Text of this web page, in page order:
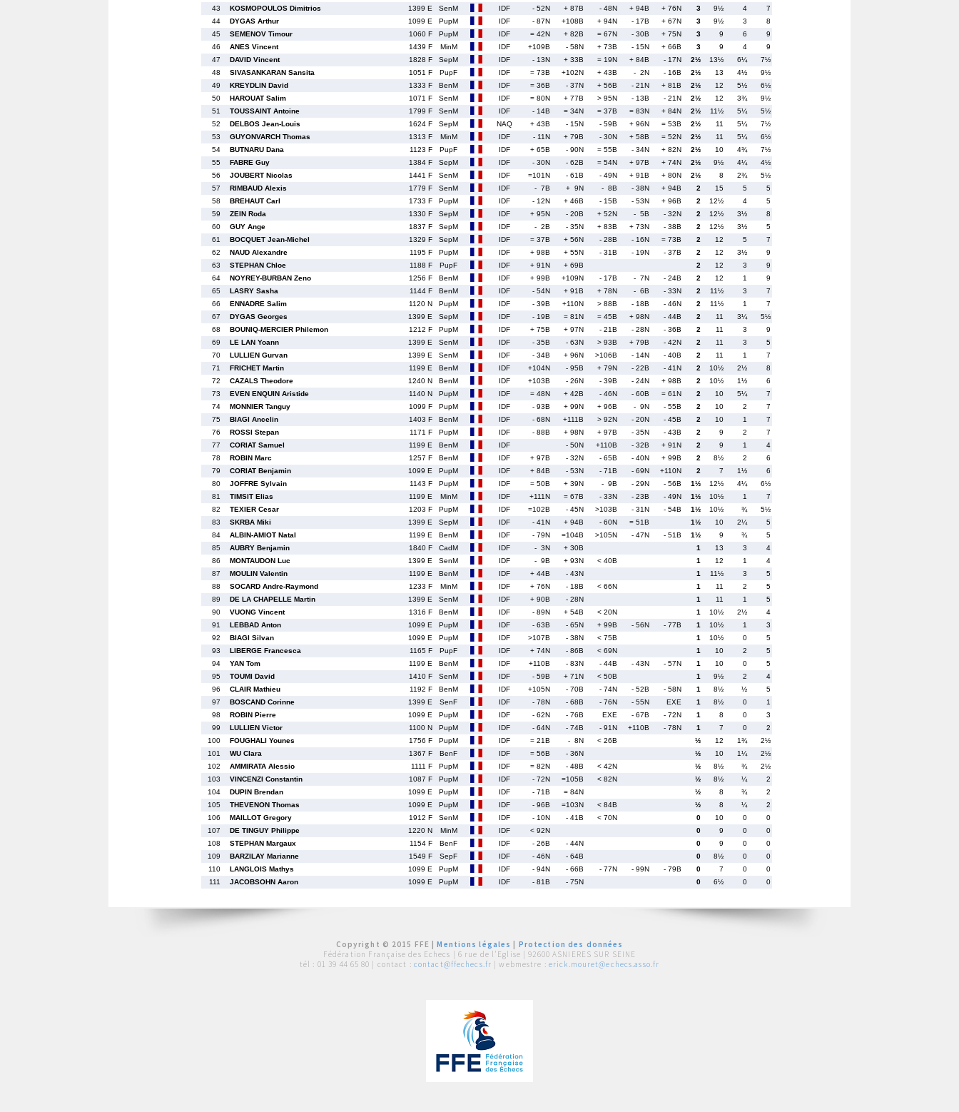
43
KOSMOPOULOS Dimitrios 1399 E SenM IDF - 52N + 87B - 48N + 94B + 76N 3 9½ 4
7
44
DYGAS Arthur 1099 E PupM IDF - 87N +108B + 94N - 17B + 67N 3 9½ 3
8
45
SEMENOV Timour 1060 F PupM IDF = 42N + 82B = 67N - 30B + 75N 3 9 6
9
46
ANES Vincent 1439 F MinM IDF +109B - 58N + 73B - 15N + 66B 3 9 4
9
47
DAVID Vincent 1828 F SepM IDF - 13N + 33B = 19N + 84B - 17N 2½ 13½ 6¼
7½
48
SIVASANKARAN Sansita 1051 F PupF IDF = 73B +102N + 43B - 2N - 16B 2½ 13 4½
9½
49
KREYDLIN David 1333 F BenM IDF = 36B - 37N + 56B - 21N + 81B 2½ 12 5½
6½
50
HAROUAT Salim 1071 F SenM IDF = 80N + 77B > 95N - 13B - 21N 2½ 12 3¾
9½
51
TOUSSAINT Antoine 1799 F SenM IDF - 14B = 34N = 37B = 83N + 84N 2½ 11½ 5¼
5½
52
DELBOS Jean-Louis 1624 F SepM NAQ + 43B - 15N - 59B + 96N = 53B 2½ 11 5¼
7½
53
GUYONVARCH Thomas 1313 F MinM IDF - 11N + 79B - 30N + 58B = 52N 2½ 11 5¼
6½
54
BUTNARU Dana 1123 F PupF IDF + 65B - 90N = 55B - 34N + 82N 2½ 10 4¾
7½
55
FABRE Guy 1384 F SepM IDF - 30N - 62B = 54N + 97B + 74N 2½ 9½ 4¼
4½
56
JOUBERT Nicolas 1441 F SenM IDF =101N - 61B - 49N + 91B + 80N 2½ 8 2¾
5½
57
RIMBAUD Alexis 1779 F SenM IDF - 7B + 9N - 8B - 38N + 94B 2 15 5
5
58
BREHAUT Carl 1733 F PupM IDF - 12N + 46B - 15B - 53N + 96B 2 12½ 4
5
59
ZEIN Roda 1330 F SepM IDF + 95N - 20B + 52N - 5B - 32N 2 12½ 3½
8
60
GUY Ange 1837 F SepM IDF - 2B - 35N + 83B + 73N - 38B 2 12½ 3½
5
61
BOCQUET Jean-Michel 1329 F SepM IDF = 37B + 56N - 28B - 16N = 73B 2 12 5
7
62
NAUD Alexandre 1195 F PupM IDF + 98B + 55N - 31B - 19N - 37B 2 12 3½
9
63
STEPHAN Chloe 1188 F PupF IDF + 91N + 69B 2 12 3
9
64
NOYREY-BURBAN Zeno 1256 F BenM IDF + 99B +109N - 17B - 7N - 24B 2 12 1
9
65
LASRY Sasha 1144 F BenM IDF - 54N + 91B + 78N - 6B - 33N 2 11½ 3
7
66
ENNADRE Salim 1120 N PupM IDF - 39B +110N > 88B - 18B - 46N 2 11½ 1
7
67
DYGAS Georges 1399 E SepM IDF - 19B = 81N = 45B + 98N - 44B 2 11 3¼
5½
68
BOUNIQ-MERCIER Philemon 1212 F PupM IDF + 75B + 97N - 21B - 28N - 36B 2 11 3
9
69
LE LAN Yoann 1399 E SenM IDF - 35B - 63N > 93B + 79B - 42N 2 11 3
5
70
LULLIEN Gurvan 1399 E SenM IDF - 34B + 96N >106B - 14N - 40B 2 11 1
7
71
FRICHET Martin 1199 E BenM IDF +104N - 95B + 79N - 22B - 41N 2 10½ 2½
8
72
CAZALS Theodore 1240 N BenM IDF +103B - 26N - 39B - 24N + 98B 2 10½ 1½
6
73
EVEN ENQUIN Aristide 1140 N PupM IDF = 48N + 42B - 46N - 60B = 61N 2 10 5¼
7
74
MONNIER Tanguy 1099 F PupM IDF - 93B + 99N + 96B - 9N - 55B 2 10 2
7
75
BIAGI Ancelin 1403 F BenM IDF - 68N +111B > 92N - 20N - 45B 2 10 1
7
76
ROSSI Stepan 1171 F PupM IDF - 88B + 98N + 97B - 35N - 43B 2 9 2
7
77
CORIAT Samuel 1199 E BenM IDF - 50N +110B - 32B + 91N 2 9 1
4
78
ROBIN Marc 1257 F BenM IDF + 97B - 32N - 65B - 40N + 99B 2 8½ 2
6
79
CORIAT Benjamin 1099 E PupM IDF + 84B - 53N - 71B - 69N +110N 2 7 1½
6
80
JOFFRE Sylvain 1143 F PupM IDF = 50B + 39N - 9B - 29N - 56B 1½ 12½ 4¼
6½
81
TIMSIT Elias 1199 E MinM IDF +111N = 67B - 33N - 23B - 49N 1½ 10½ 1
7
82
TEXIER Cesar 1203 F PupM IDF =102B - 45N >103B - 31N - 54B 1½ 10½ ¾
5½
83
SKRBA Miki 1399 E SepM IDF - 41N + 94B - 60N = 51B 1½ 10 2¼
5
84
ALBIN-AMIOT Natal 1199 E BenM IDF - 79N =104B >105N - 47N - 51B 1½ 9 ¾
5
85
AUBRY Benjamin 1840 F CadM IDF - 3N + 30B 1 13 3
4
86
MONTAUDON Luc 1399 E SenM IDF - 9B + 93N < 40B 1 12 1
4
87
MOULIN Valentin 1199 E BenM IDF + 44B - 43N 1 11½ 3
5
88
SOCARD Andre-Raymond 1233 F MinM IDF + 76N - 18B < 66N 1 11 2
5
89
DE LA CHAPELLE Martin 1399 E SenM IDF + 90B - 28N 1 11 1
5
90
VUONG Vincent 1316 F BenM IDF - 89N + 54B < 20N 1 10½ 2½
4
91
LEBBAD Anton 1099 E PupM IDF - 63B - 65N + 99B - 56N - 77B 1 10½ 1
3
92
BIAGI Silvan 1099 E PupM IDF >107B - 38N < 75B 1 10½ 0
5
93
LIBERGE Francesca 1165 F PupF IDF + 74N - 86B < 69N 1 10 2
5
94
YAN Tom 1199 E BenM IDF +110B - 83N - 44B - 43N - 57N 1 10 0
5
95
TOUMI David 1410 F SenM IDF - 59B + 71N < 50B 1 9½ 2
4
96
CLAIR Mathieu 1192 F BenM IDF +105N - 70B - 74N - 52B - 58N 1 8½ ½
5
97
BOSCAND Corinne 1399 E SenF IDF - 78N - 68B - 76N - 55N EXE 1 8½ 0
1
98
ROBIN Pierre 1099 E PupM IDF - 62N - 76B EXE - 67B - 72N 1 8 0
3
99
LULLIEN Victor 1100 N PupM IDF - 64N - 74B - 91N +110B - 78N 1 7 0
2
100
FOUGHALI Younes 1756 F PupM IDF = 21B - 8N < 26B ½ 12 1¾
2½
101
WU Clara 1367 F BenF IDF = 56B - 36N ½ 10 1¼
2½
102
AMMIRATA Alessio 1111 F PupM IDF = 82N - 48B < 42N ½ 8½ ¾
2½
103
VINCENZI Constantin 1087 F PupM IDF - 72N =105B < 82N ½ 8½ ¼
2
104
DUPIN Brendan 1099 E PupM IDF - 71B = 84N ½ 8 ¾
2
105
THEVENON Thomas 1099 E PupM IDF - 96B =103N < 84B ½ 8 ¼
2
106
MAILLOT Gregory 1912 F SenM IDF - 10N - 41B < 70N 0 10 0
0
107
DE TINGUY Philippe 1220 N MinM IDF < 92N 0 9 0
0
108
STEPHAN Margaux 1154 F BenF IDF - 26B - 44N 0 9 0
0
109
BARZILAY Marianne 1549 F SepF IDF - 46N - 64B 0 8½ 0
0
110
LANGLOIS Mathys 1099 E PupM IDF - 94N - 66B - 77N - 99N - 79B 0 7 0
0
111
JACOBSOHN Aaron 1099 E PupM IDF - 81B - 75N 0 6½ 0 0
Copyright © 2015 FFE |Mentions légales
Protection des données
Fédération Française des Echecs | 6 rue de l'Eglise | 92600 ASNIERES SUR SEINE
tél : 01 39 44 65 80 | contact : contact@ffechecs.fr | webmestre : erick.mouret@echecs.asso.fr